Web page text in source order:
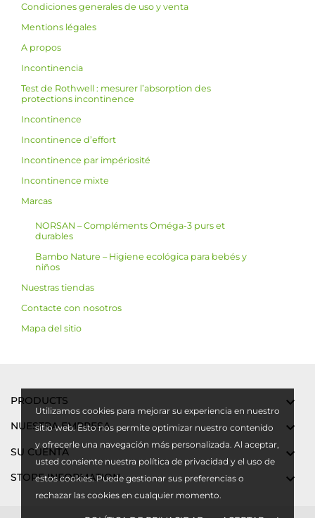
Utilizamos cookies para mejorar su experiencia en nuestro
sitio web. Esto nos permite optimizar nuestro contenido
y ofrecerle una navegación más personalizada. Al aceptar,
usted consiente nuestra política de privacidad y el uso de
estos cookies. Puede gestionar sus preferencias o
rechazar las cookies en cualquier momento.
Condiciones generales de uso y venta
Mentions légales
A propos
Incontinencia
Test de Rothwell : mesurer l’absorption des
protections incontinence
Incontinence
Incontinence d’effort
Incontinence par impériosité
Incontinence mixte
Marcas
NORSAN – Compléments Oméga-3 purs et
durables
Bambo Nature – Higiene ecológica para bebés y
niños
Nuestras tiendas
Contacte con nosotros
Mapa del sitio
PRODUCTS 
NUESTRA EMPRESA 
SU CUENTA 
STORE INFORMATION 